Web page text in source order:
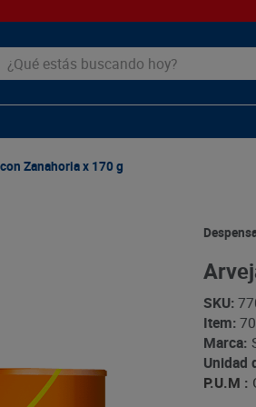
estás buscando hoy?
Zanahoria x 170 g
SKU:
Item:
Marca:
Unidad
P.U.M :